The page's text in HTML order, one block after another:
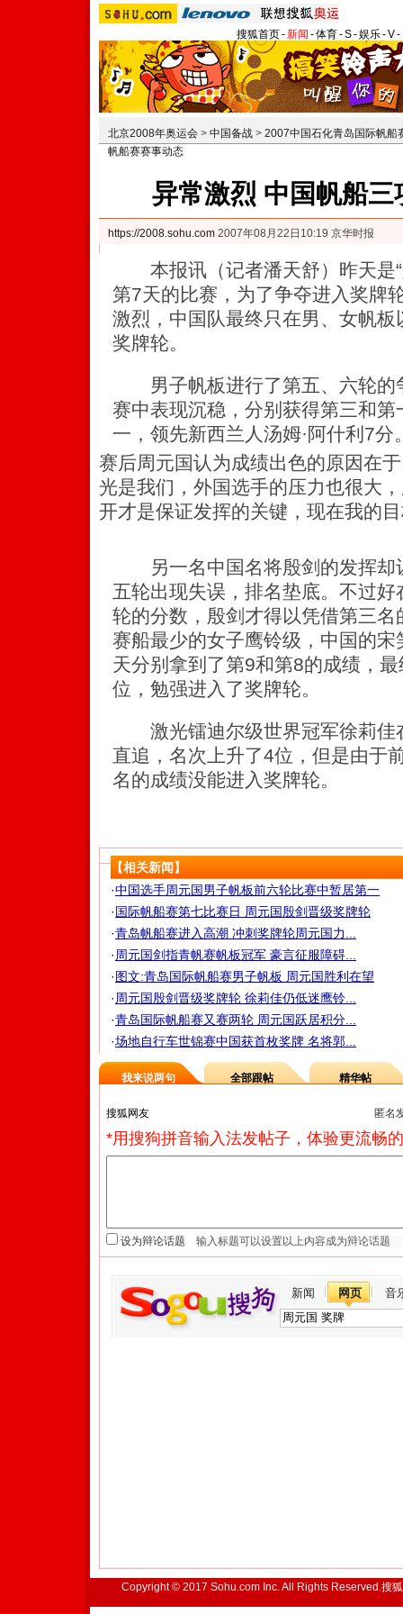
搜狐首页-新闻 -体育-S-娱乐-V-
北京2008年奥运会 > 中国备战 > 2007中国石化青岛国际帆船
帆船赛赛事动态
异常激烈 中国帆船
https://2008.sohu.com 2007年08月22日10:19 京华时报
本报讯（记者潘天舒）昨天是“
第7天的比赛，为了争夺进入奖牌
激烈，中国队最终只在男、女帆
奖牌轮。
男子帆板进行了第五、六轮的
赛中表现沉稳，分别获得第三和
一，领先新西兰人汤姆·阿什利7分
赛后周元国认为成绩出色的原因在
光是我们，外国选手的压力也很大
开才是保证发挥的关键，现在我的
另一名中国名将殷剑的发挥却
五轮出现失误，排名垫底。不过
轮的分数，殷剑才得以凭借第三
赛船最少的女子鹰铃级，中国的
天分别拿到了第9和第8的成绩，
位，勉强进入了奖牌轮。
激光镭迪尔级世界冠军徐莉佳
直追，名次上升了4位，但是由于
名的成绩没能进入奖牌轮。
【相关新闻】
·中国选手周元国男子帆板前六轮比赛中暂居第一
·国际帆船赛第七比赛日 周元国殷剑晋级奖牌轮
·青岛帆船赛进入高潮 冲刺奖牌轮周元国力...
· 周元国剑指青帆赛帆板冠军 豪言征服障碍...
·图文:青岛国际帆船赛男子帆板 周元国胜利在望
· 周元国殷剑晋级奖牌轮 徐莉佳仍低迷鹰铃...
·青岛国际帆船赛又赛两轮 周元国跃居积分...
·场地自行车世锦赛中国获首枚奖牌 名将郭...
我来说两句 全部跟帖 精华帖
匿名
*用搜狗拼音输入法发帖子，体验更流畅
设为辩论话题
新闻 网页 音
Copyright © 2017 Sohu.com Inc. All Rights Reserved.搜